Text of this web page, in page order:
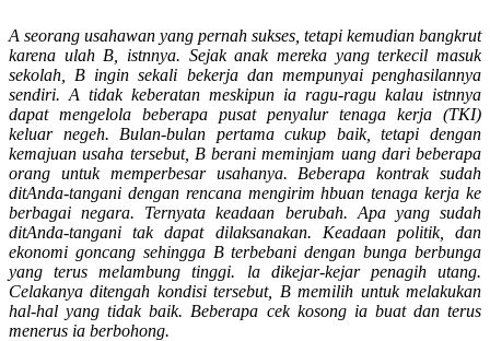
A seorang usahawan yang pernah sukses, tetapi kemudian bangkrut
karena ulah B, istnnya. Sejak anak mereka yang terkecil masuk
sekolah, B ingin sekali bekerja dan mempunyai penghasilannya
sendiri. A tidak keberatan meskipun ia ragu-ragu kalau istnnya
dapat mengelola beberapa pusat penyalur tenaga kerja (TKI)
keluar negeh. Bulan-bulan pertama cukup baik, tetapi dengan
kemajuan usaha tersebut, B berani meminjam uang dari beberapa
orang untuk memperbesar usahanya. Beberapa kontrak sudah
ditAnda-tangani dengan rencana mengirim hbuan tenaga kerja ke
berbagai negara. Ternyata keadaan berubah. Apa yang sudah
ditAnda-tangani tak dapat dilaksanakan. Keadaan politik, dan
ekonomi goncang sehingga B terbebani dengan bunga berbunga
yang terus melambung tinggi. la dikejar-kejar penagih utang.
Celakanya ditengah kondisi tersebut, B memilih untuk melakukan
hal-hal yang tidak baik. Beberapa cek kosong ia buat dan terus
menerus ia berbohong.